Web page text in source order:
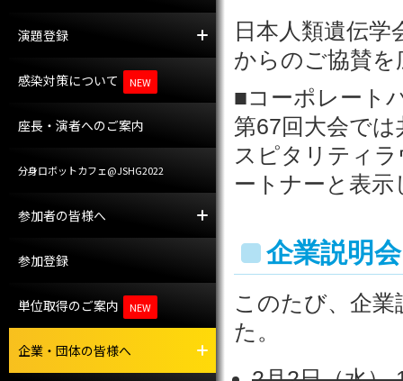
日本人類遺伝
からのご協賛
■コーポレート
第67回大会で
スピタリティ
ートナーと表示
企業説明会
このたび、企
た。
演題登録 演題募集
採択演題
感染対策について NEW
座長・演者へのご案内
分身ロボットカフェ@JSHG2022
参加者の皆様へ
参加登録
単位取得のご案内 NEW
企業・団体の皆様へ